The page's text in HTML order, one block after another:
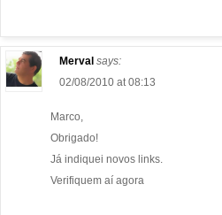
Merval says:
02/08/2010 at 08:13
Marco,
Obrigado!
Já indiquei novos links.
Verifiquem aí agora